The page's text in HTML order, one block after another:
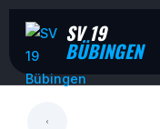
SV 19
BÜBINGEN